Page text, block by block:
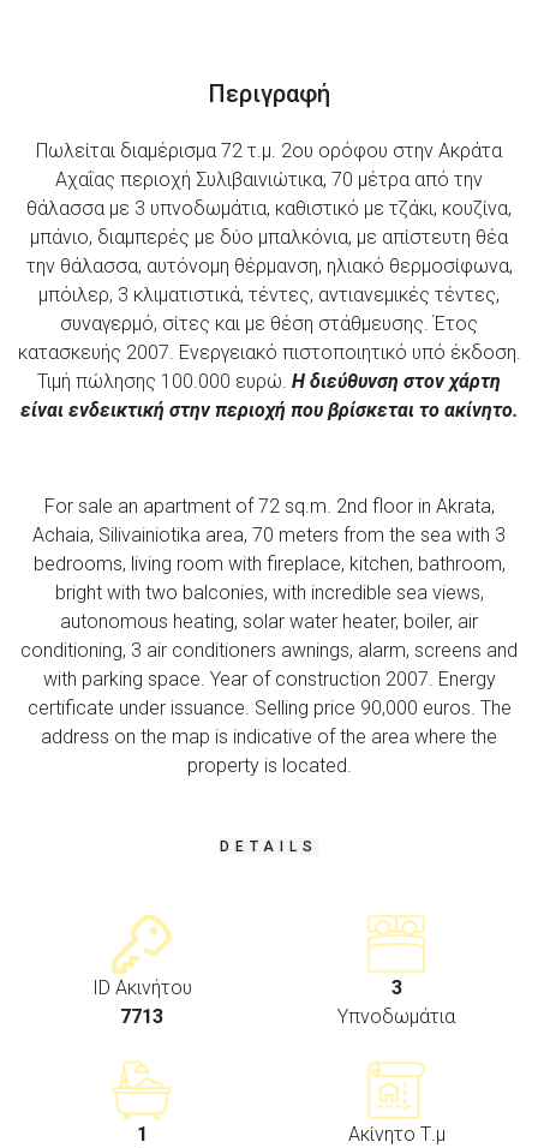
Περιγραφή
Πωλείται διαμέρισμα 72 τ.μ. 2ου ορόφου στην Ακράτα
Αχαΐας περιοχή Συλιβαινιώτικα, 70 μέτρα από την
θάλασσα με 3 υπνοδωμάτια, καθιστικό με τζάκι, κουζίνα,
μπάνιο, διαμπερές με δύο μπαλκόνια, με απίστευτη θέα
την θάλασσα, αυτόνομη θέρμανση, ηλιακό θερμοσίφωνα,
μπόιλερ, 3 κλιματιστικά, τέντες, αντιανεμικές τέντες,
συναγερμό, σίτες και με θέση στάθμευσης. Έτος
κατασκευής 2007. Ενεργειακό πιστοποιητικό υπό έκδοση.
Τιμή πώλησης 100.000 ευρώ. Η διεύθυνση στον χάρτη
είναι ενδεικτική στην περιοχή που βρίσκεται το ακίνητο.
For sale an apartment of 72 sq.m. 2nd floor in Akrata,
Achaia, Silivainiotika area, 70 meters from the sea with 3
bedrooms, living room with fireplace, kitchen, bathroom,
bright with two balconies, with incredible sea views,
autonomous heating, solar water heater, boiler, air
conditioning, 3 air conditioners awnings, alarm, screens and
with parking space. Year of construction 2007. Energy
certificate under issuance. Selling price 90,000 euros. The
address on the map is indicative of the area where the
property is located.
DETAILS
ID Ακινήτου
7713
3
Υπνοδωμάτια
1
Ακίνητο Τ.μ